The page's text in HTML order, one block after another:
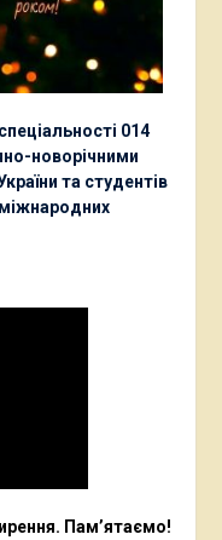
014
новорічними
та студентів
міжнародних
Пам’ятаємо!